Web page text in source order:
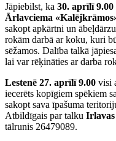
Jāpiebilst, ka 30. aprīlī
Ārlavciema
sakopt apkārtni un
rokām darbā ar koku, kuri
sēžamos. Dalība talkā
lai var rēķināties ar darba
Lestenē 27. aprīlī 9.00 visi
iecerēts kopīgiem spēkiem
sakopt sava īpašuma
Atbildīgais par talku Irlavas
tālrunis 26479089.